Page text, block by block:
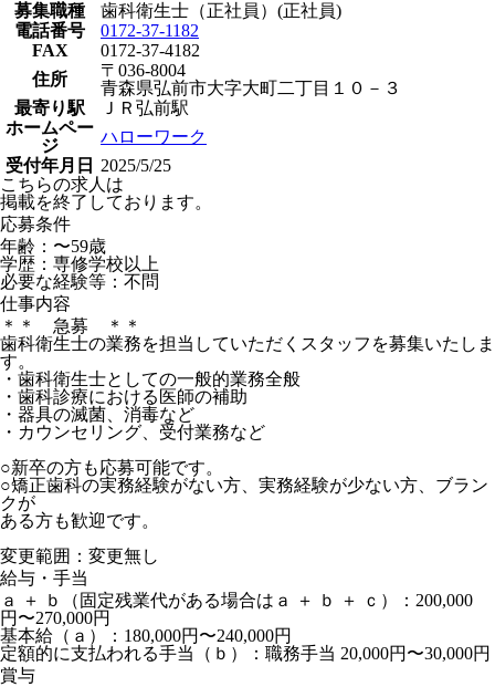
募集職種
歯科衛生士（正社員）(正社員)
電話番号
0172-37-1182
FAX
0172-37-4182
住所
〒036-8004
青森県弘前市大字大町二丁目１０－３
最寄り駅
ＪＲ弘前駅
ホームペー
ジ
ハローワーク
受付年月日
2025/5/25
こちらの求人は
掲載を終了しております。
応募条件
年齢：〜59歳
学歴：専修学校以上
必要な経験等：不問
仕事内容
＊＊ 急募 ＊＊
歯科衛生士の業務を担当していただくスタッフを募集いたしま
す。
・歯科衛生士としての一般的業務全般
・歯科診療における医師の補助
・器具の滅菌、消毒など
・カウンセリング、受付業務など
○新卒の方も応募可能です。
○矯正歯科の実務経験がない方、実務経験が少ない方、ブラン
クが
ある方も歓迎です。
変更範囲：変更無し
給与・手当
ａ ＋ ｂ（固定残業代がある場合はａ ＋ ｂ ＋ ｃ）：200,000
円〜270,000円
基本給（ａ）：180,000円〜240,000円
定額的に支払われる手当（ｂ）：職務手当 20,000円〜30,000円
賞与